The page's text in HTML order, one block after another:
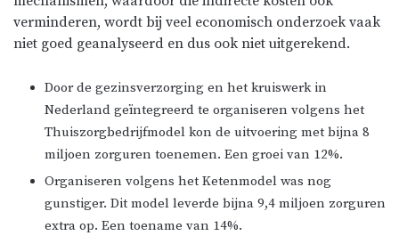
verminderen, wordt bij veel economisch onderzoek vaak
niet goed geanalyseerd en dus ook niet uitgerekend.
Door de gezinsverzorging en het kruiswerk in
Nederland geïntegreerd te organiseren volgens het
Thuiszorgbedrijfmodel kon de uitvoering met bijna 8
miljoen zorguren toenemen. Een groei van 12%.
Organiseren volgens het Ketenmodel was nog
gunstiger. Dit model leverde bijna 9,4 miljoen zorguren
extra op. Een toename van 14%.